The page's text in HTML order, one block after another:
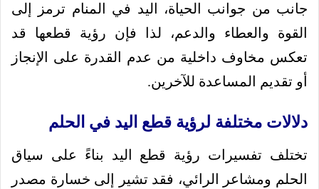
جانب من جوانب الحياة، اليد في المنام ترمز إلى
القوة والعطاء والدعم، لذا فإن رؤية قطعها قد
تعكس مخاوف داخلية من عدم القدرة على الإنجاز
أو تقديم المساعدة للآخرين.
دلالات مختلفة لرؤية قطع اليد في الحلم
تختلف تفسيرات رؤية قطع اليد بناءً على سياق
الحلم ومشاعر الرائي، فقد تشير إلى خسارة مصدر